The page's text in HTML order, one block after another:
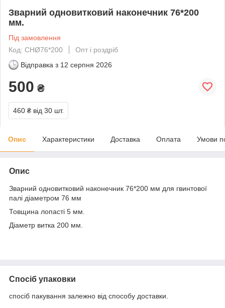
Зварний одновитковий наконечник 76*200
мм.
Під замовлення
Код: СНØ76*200
Опт і роздріб
Відправка з 12 серпня 2026
500 ₴
460 ₴ від 30 шт.
Опис Характеристики Доставка Оплата Умови
Опис
Зварний одновитковий наконечник 76*200 мм для гвинтової
палі діаметром 76 мм
Товщина лопасті 5 мм.
Діаметр витка 200 мм.
Спосіб упаковки
спосіб пакування залежно від способу доставки.